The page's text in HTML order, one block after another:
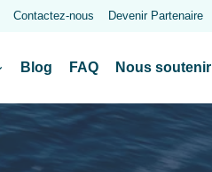
Contactez-nous Devenir Partenaire
Blog FAQ Nous soutenir